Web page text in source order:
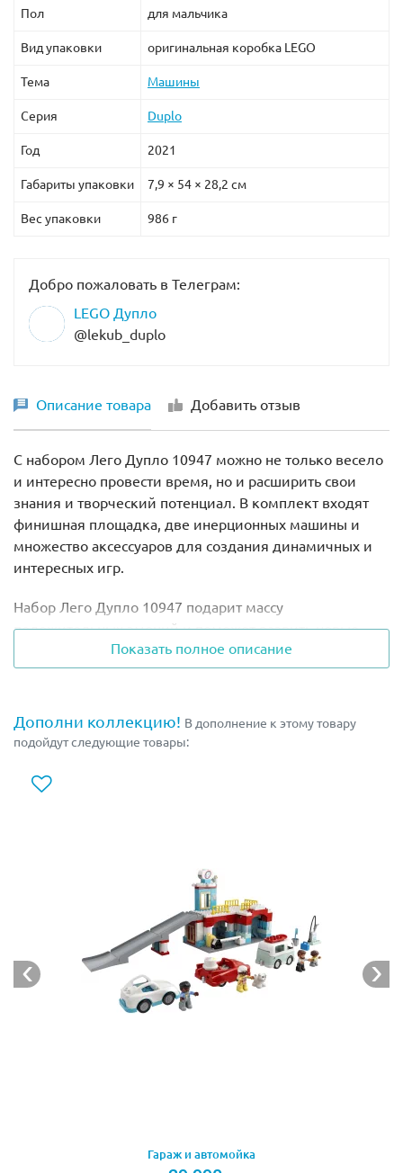
Пол для мальчика
Вид упаковки оригинальная коробка LEGO
Тема Машины
Серия Duplo
Год 2021
Габариты упаковки 7,9 × 54 × 28,2 см
Вес упаковки 986 г
Добро пожаловать в Телеграм:
LEGO Дупло
@lekub_duplo
Описание товара Добавить отзыв
С набором Лего Дупло 10947 можно не только весело
и интересно провести время, но и расширить свои
знания и творческий потенциал. В комплект входят
финишная площадка, две инерционных машины и
множество аксессуаров для создания динамичных и
интересных игр.
Набор Лего Дупло 10947 подарит массу
положительных эмоций и поможет развить новые
навыки. Конструктор идеально подходит для самых
маленьких непосед. Благодаря высоким стандартам
абсолютно безопасен для детей.
минифигурки гонщиков. Из всех элементов
красного цвета, другая белого. Обе машинки
инерционные, достаточно приложить минимум
усилий, и они приятно вас удивят своей скоростью и
манёвренностью.
Однако, перед тем как приступить к гонке,
необходимо проверить исправность автомобиля,
кубок победителя. После того, как все приготовления
Показать полное описание
Дополни коллекцию! В дополнение к этому товару
подойдут следующие товары:
Гараж и автомойка